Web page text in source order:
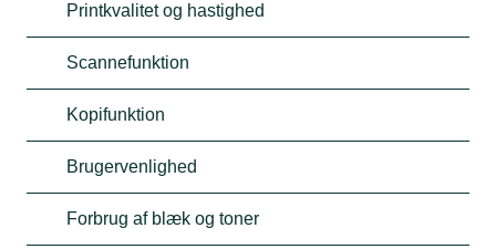
Printkvalitet og hastighed
Scannefunktion
Kopifunktion
Brugervenlighed
Forbrug af blæk og toner